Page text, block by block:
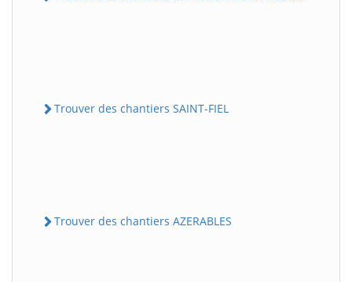
Trouver des chantiers SAINT-FIEL
Trouver des chantiers AZERABLES